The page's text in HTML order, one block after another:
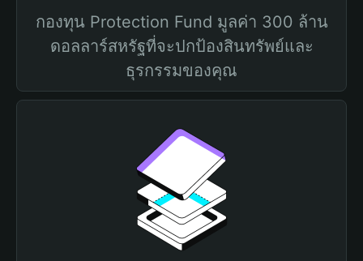
กองทุน Protection Fund มูลค่า 300 ล้าน
ดอลลาร์สหรัฐที่จะปกป้องสินทรัพย์และ
ธุรกรรมของคุณ